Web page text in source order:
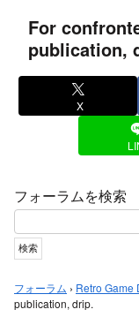
For
publication,
X
フォーラムを検索
フォーラム › Retro Game
publication, drip.